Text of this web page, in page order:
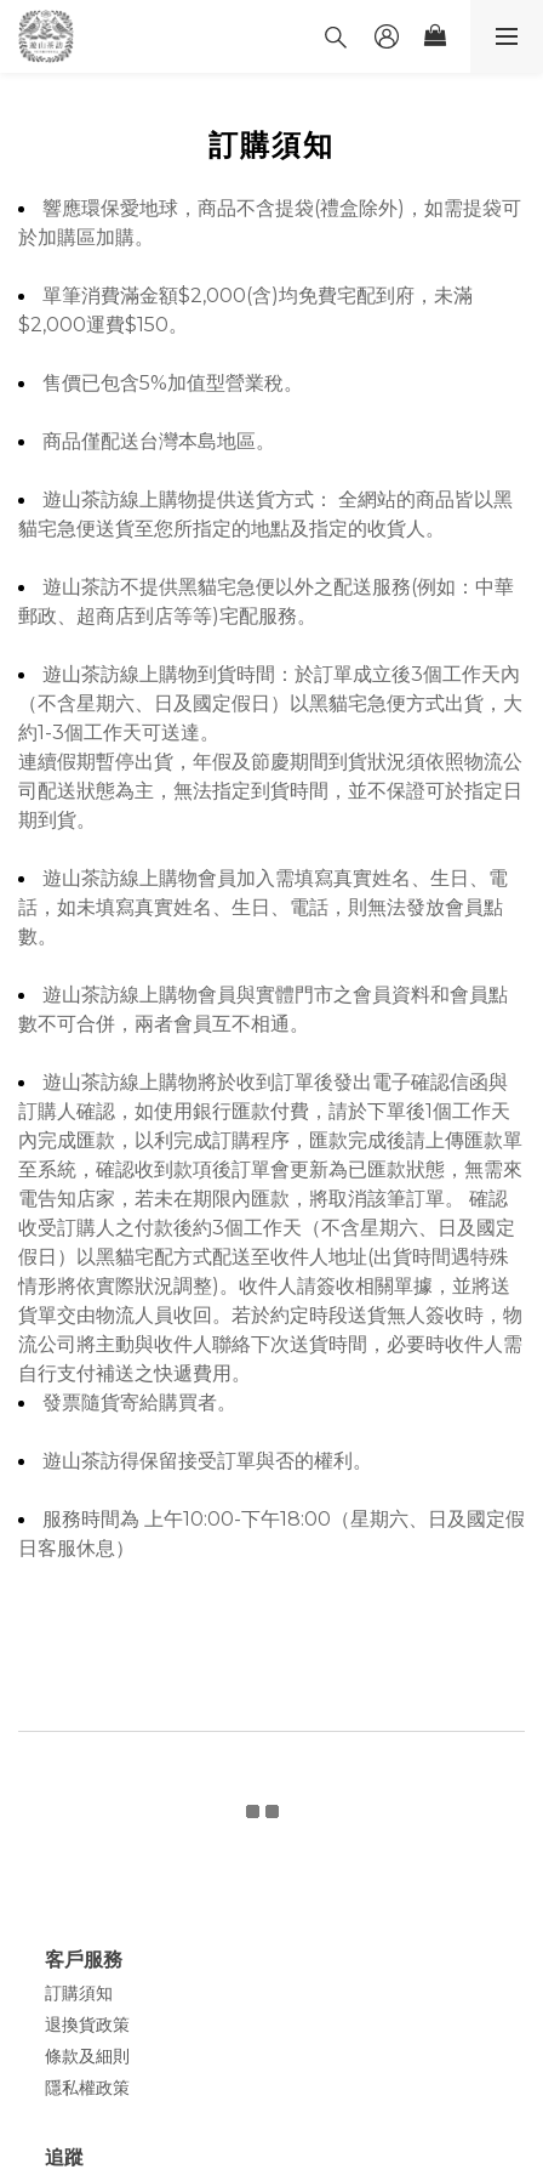
訂購須知
響應環保愛地球，商品不含提袋(禮盒除外)，如需提袋可
於加購區加購。
單筆消費滿金額$2,000(含)均免費宅配到府，未滿
$2,000運費$150。
售價已包含5%加值型營業稅。
商品僅配送台灣本島地區。
遊山茶訪線上購物提供送貨方式： 全網站的商品皆以黑
貓宅急便送貨至您所指定的地點及指定的收貨人。
遊山茶訪不提供黑貓宅急便以外之配送服務(例如：中華
郵政、超商店到店等等)宅配服務。
遊山茶訪線上購物到貨時間：於訂單成立後3個工作天內
（不含星期六、日及國定假日）以黑貓宅急便方式出貨，大
約1-3個工作天可送達。
連續假期暫停出貨，年假及節慶期間到貨狀況須依照物流公
司配送狀態為主，無法指定到貨時間，並不保證可於指定日
期到貨。
遊山茶訪線上購物會員加入需填寫真實姓名、生日、電
話，如未填寫真實姓名、生日、電話，則無法發放會員點
數。
遊山茶訪線上購物會員與實體門市之會員資料和會員點
數不可合併，兩者會員互不相通。
遊山茶訪線上購物將於收到訂單後發出電子確認信函與
訂購人確認，如使用銀行匯款付費，請於下單後1個工作天
內完成匯款，以利完成訂購程序，匯款完成後請上傳匯款單
至系統，確認收到款項後訂單會更新為已匯款狀態，無需來
電告知店家，若未在期限內匯款，將取消該筆訂單。 確認
收受訂購人之付款後約3個工作天（不含星期六、日及國定
假日）以黑貓宅配方式配送至收件人地址(出貨時間遇特殊
情形將依實際狀況調整)。收件人請簽收相關單據，並將送
貨單交由物流人員收回。若於約定時段送貨無人簽收時，物
流公司將主動與收件人聯絡下次送貨時間，必要時收件人需
自行支付補送之快遞費用。
發票隨貨寄給購買者。
遊山茶訪得保留接受訂單與否的權利。
服務時間為 上午10:00-下午18:00（星期六、日及國定假
日客服休息）
客戶服務
訂購須知
退換貨政策
條款及細則
隱私權政策
追蹤